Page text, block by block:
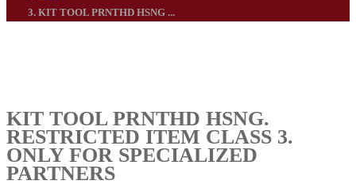
KIT TOOL PRNTHD HSNG ...
KIT TOOL PRNTHD HSNG.
RESTRICTED ITEM CLASS 3.
ONLY FOR SPECIALIZED
PARTNERS